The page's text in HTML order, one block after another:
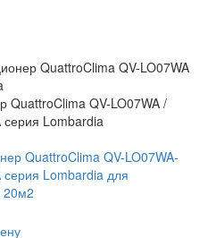
QuattroClima QV-LO07WA
QuattroClima QV-LO07WA /
серия Lombardia